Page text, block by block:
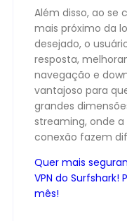
Além disso, ao se
mais próximo da
desejado, o
resposta,
navegação e
vantajoso para
grandes
streaming, onde
conexão fazem
Quer mais
VPN do Surfshark!
mês!